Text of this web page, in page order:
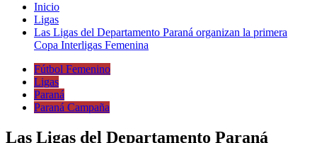
Inicio
Ligas
Las Ligas del Departamento Paraná organizan la primera
Copa Interligas Femenina
Fútbol Femenino
Ligas
Paraná
Paraná Campaña
Las Ligas del Departamento Paraná